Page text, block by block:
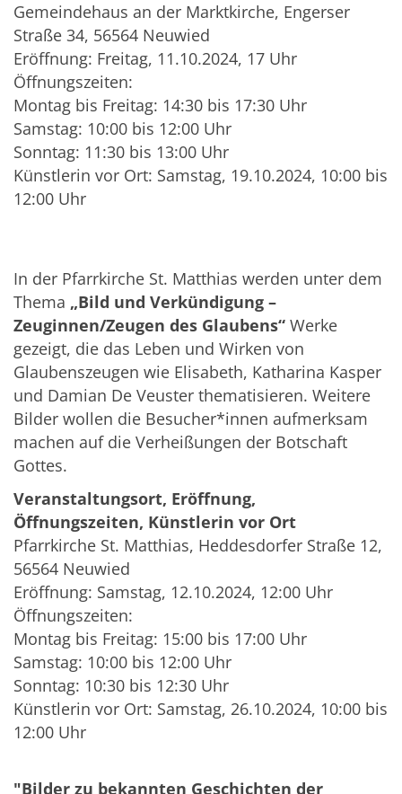
Gemeindehaus an der Marktkirche, Engerser
Straße 34, 56564 Neuwied
Eröffnung: Freitag, 11.10.2024, 17 Uhr
Öffnungszeiten:
Montag bis Freitag: 14:30 bis 17:30 Uhr
Samstag: 10:00 bis 12:00 Uhr
Sonntag: 11:30 bis 13:00 Uhr
Künstlerin vor Ort: Samstag, 19.10.2024, 10:00 bis
12:00 Uhr
In der Pfarrkirche St. Matthias werden unter dem
Thema „Bild und Verkündigung –
Zeuginnen/Zeugen des Glaubens“ Werke
gezeigt, die das Leben und Wirken von
Glaubenszeugen wie Elisabeth, Katharina Kasper
und Damian De Veuster thematisieren. Weitere
Bilder wollen die Besucher*innen aufmerksam
machen auf die Verheißungen der Botschaft
Gottes.
Veranstaltungsort, Eröffnung,
Öffnungszeiten, Künstlerin vor Ort
Pfarrkirche St. Matthias, Heddesdorfer Straße 12,
56564 Neuwied
Eröffnung: Samstag, 12.10.2024, 12:00 Uhr
Öffnungszeiten:
Montag bis Freitag: 15:00 bis 17:00 Uhr
Samstag: 10:00 bis 12:00 Uhr
Sonntag: 10:30 bis 12:30 Uhr
Künstlerin vor Ort: Samstag, 26.10.2024, 10:00 bis
12:00 Uhr
"Bilder zu bekannten Geschichten der